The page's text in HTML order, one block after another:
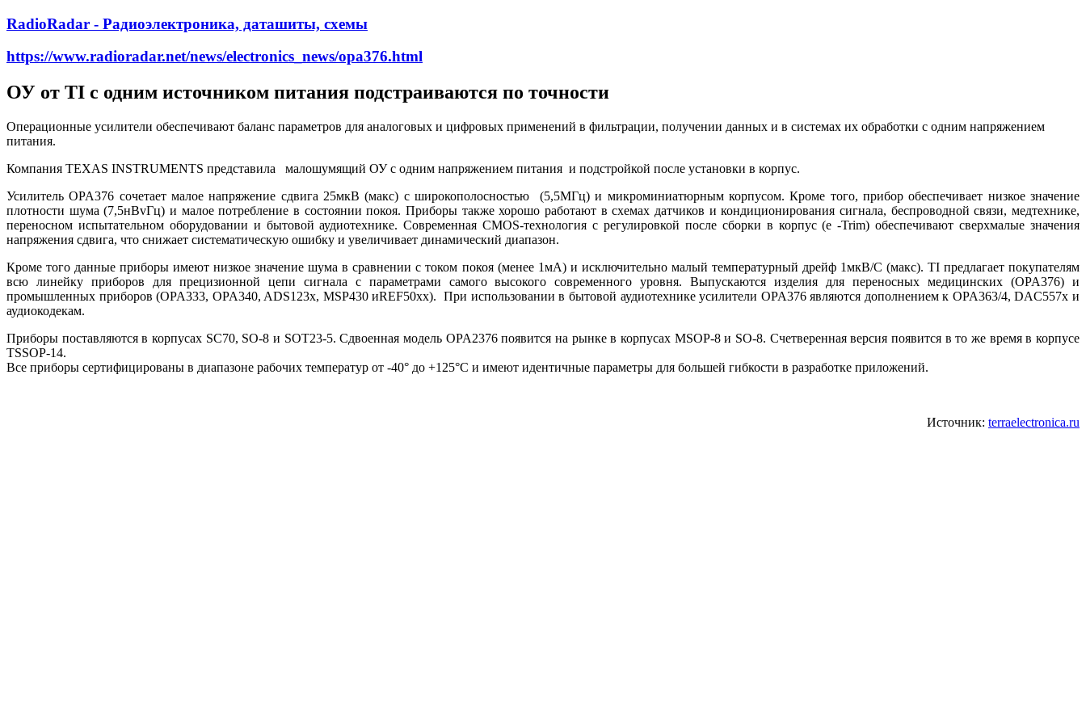
RadioRadar - Радиоэлектроника, даташиты, схемы
https://www.radioradar.net/news/electronics_news/opa376.html
ОУ от TI с одним источником питания подстраиваются по точности
Операционные усилители обеспечивают баланс параметров для аналоговых и цифровых применений в фильтрации, получении данных и в системах их обработки с одним напряжением
питания.
Компания TEXAS INSTRUMENTS представила малошумящий ОУ с одним напряжением питания и подстройкой после установки в корпус.
Усилитель OPA376 сочетает малое напряжение сдвига 25мкВ (макс) с широкополосностью (5,5МГц) и микроминиатюрным корпусом. Кроме того, прибор обеспечивает низкое значение
плотности шума (7,5нВvГц) и малое потребление в состоянии покоя. Приборы также хорошо работают в схемах датчиков и кондиционирования сигнала, беспроводной связи, медтехнике,
переносном испытательном оборудовании и бытовой аудиотехнике. Современная CMOS-технология с регулировкой после сборки в корпус (e -Trim) обеспечивают сверхмалые значения
напряжения сдвига, что снижает систематическую ошибку и увеличивает динамический диапазон.
Кроме того данные приборы имеют низкое значение шума в сравнении с током покоя (менее 1мА) и исключительно малый температурный дрейф 1мкВ/C (макс). TI предлагает покупателям
всю линейку приборов для прецизионной цепи сигнала с параметрами самого высокого современного уровня. Выпускаются изделия для переносных медицинских (OPA376) и
промышленных приборов (OPA333, OPA340, ADS123x, MSP430 иREF50xx). При использовании в бытовой аудиотехнике усилители OPA376 являются дополнением к OPA363/4, DAC557x и
аудиокодекам.
Приборы поставляются в корпусах SC70, SO-8 и SOT23-5. Сдвоенная модель OPA2376 появится на рынке в корпусах MSOP-8 и SO-8. Счетверенная версия появится в то же время в корпусе
TSSOP-14.
Все приборы сертифицированы в диапазоне рабочих температур от -40° до +125°C и имеют идентичные параметры для большей гибкости в разработке приложений.
Источник: terraelectronica.ru